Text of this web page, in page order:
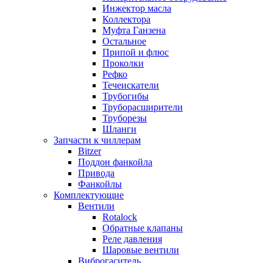
Инжектор масла
Коллектора
Муфта Ганзена
Остальное
Припой и флюс
Проколки
Рефко
Течеискатели
Трубогибы
Труборасширители
Труборезы
Шланги
Запчасти к чиллерам
Bitzer
Поддон фанкойла
Привода
Фанкойлы
Комплектующие
Вентили
Rotalock
Обратные клапаны
Реле давления
Шаровые вентили
Виброгаситель